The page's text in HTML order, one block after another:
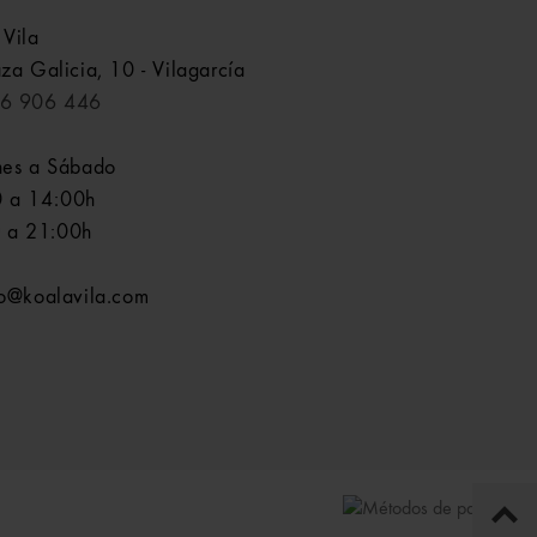
Vila
Galicia, 10 - Vilagarcía
906 446
a Sábado
a 14:00h
a 21:00h